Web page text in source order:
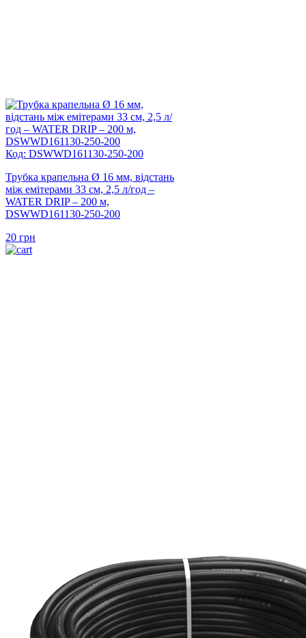
Код: DSWWD161130-250-200
Трубка крапельна Ø 16 мм, відстань
між емітерами 33 см, 2,5 л/год –
WATER DRIP – 200 м,
DSWWD161130-250-200
20 грн